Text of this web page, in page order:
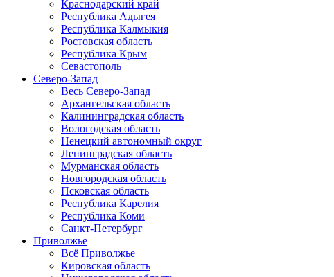
Краснодарский край
Республика Адыгея
Республика Калмыкия
Ростовская область
Республика Крым
Севастополь
Северо-Запад
Весь Северо-Запад
Архангельская область
Калининградская область
Вологодская область
Ненецкий автономный округ
Ленинградская область
Мурманская область
Новгородская область
Псковская область
Республика Карелия
Республика Коми
Санкт-Петербург
Приволжье
Всё Приволжье
Кировская область